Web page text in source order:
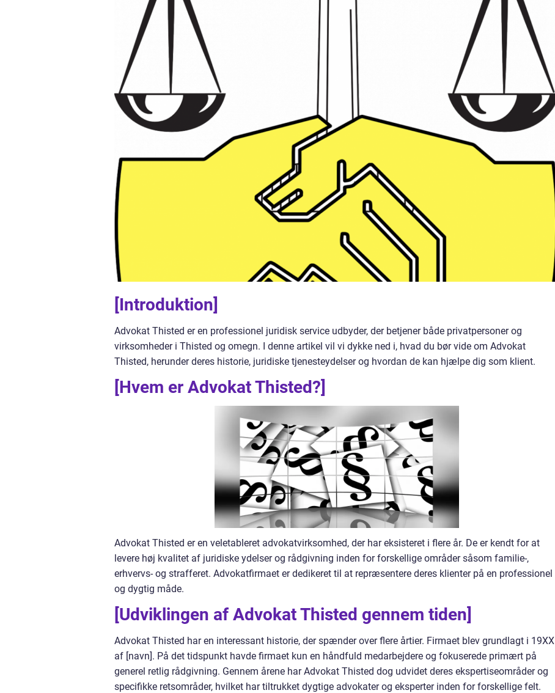
[Introduktion]
Advokat Thisted er en professionel juridisk service udbyder, der betjener både privatpersoner og
virksomheder i Thisted og omegn. I denne artikel vil vi dykke ned i, hvad du bør vide om Advokat
Thisted, herunder deres historie, juridiske tjenesteydelser og hvordan de kan hjælpe dig som klient.
[Hvem er Advokat Thisted?]
Advokat Thisted er en veletableret advokatvirksomhed, der har eksisteret i flere år. De er kendt for at
levere høj kvalitet af juridiske ydelser og rådgivning inden for forskellige områder såsom familie-,
erhvervs- og strafferet. Advokatfirmaet er dedikeret til at repræsentere deres klienter på en professionel
og dygtig måde.
[Udviklingen af Advokat Thisted gennem tiden]
Advokat Thisted har en interessant historie, der spænder over flere årtier. Firmaet blev grundlagt i 19XX
af [navn]. På det tidspunkt havde firmaet kun en håndfuld medarbejdere og fokuserede primært på
generel retlig rådgivning. Gennem årene har Advokat Thisted dog udvidet deres ekspertiseområder og
specifikke retsområder, hvilket har tiltrukket dygtige advokater og eksperter inden for forskellige felt.